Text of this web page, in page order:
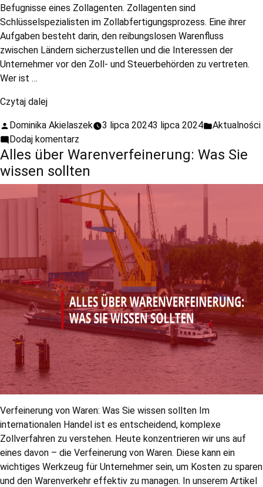
Befugnisse eines Zollagenten. Zollagenten sind
Schlüsselspezialisten im Zollabfertigungsprozess. Eine ihrer
Aufgaben besteht darin, den reibungslosen Warenfluss
zwischen Ländern sicherzustellen und die Interessen der
Unternehmer vor den Zoll- und Steuerbehörden zu vertreten.
Wer ist …
Czytaj dalej
Dominika Akielaszek 3 lipca 20243 lipca 2024
Aktualności
Dodaj komentarz
Alles über Warenverfeinerung: Was Sie
wissen sollten
Verfeinerung von Waren: Was Sie wissen sollten Im
internationalen Handel ist es entscheidend, komplexe
Zollverfahren zu verstehen. Heute konzentrieren wir uns auf
eines davon – die Verfeinerung von Waren. Diese kann ein
wichtiges Werkzeug für Unternehmer sein, um Kosten zu sparen
und den Warenverkehr effektiv zu managen. In unserem Artikel